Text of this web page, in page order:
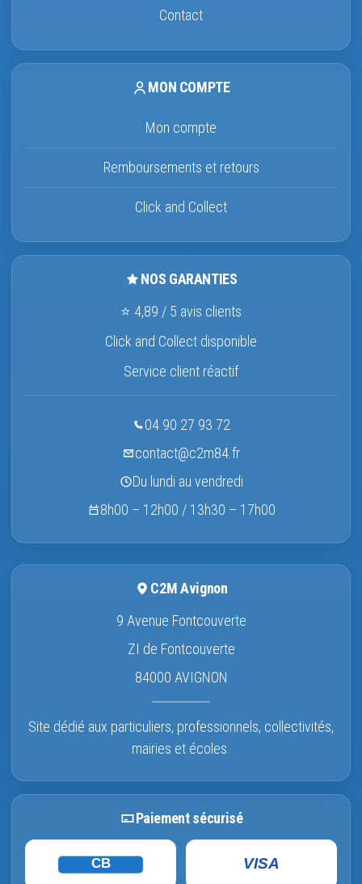
Contact
MON COMPTE
Mon compte
Remboursements et retours
Click and Collect
NOS GARANTIES
⭐ 4,89 / 5 avis clients
Click and Collect disponible
Service client réactif
04 90 27 93 72
contact@c2m84.fr
Du lundi au vendredi
8h00 – 12h00 / 13h30 – 17h00
C2M Avignon
9 Avenue Fontcouverte
ZI de Fontcouverte
84000 AVIGNON
Site dédié aux particuliers, professionnels, collectivités,
mairies et écoles.
Paiement sécurisé
CB VISA